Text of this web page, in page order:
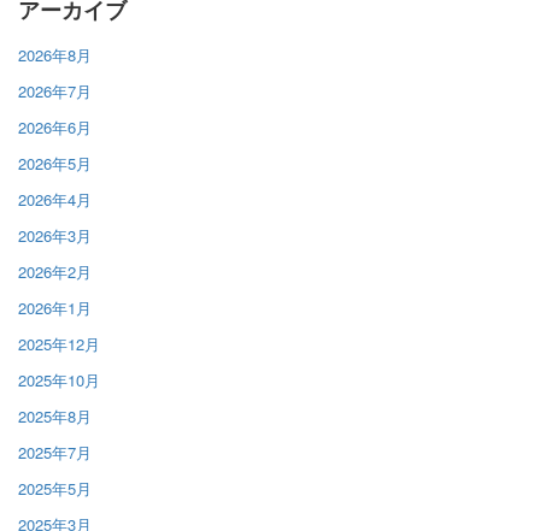
アーカイブ
2026年8月
2026年7月
2026年6月
2026年5月
2026年4月
2026年3月
2026年2月
2026年1月
2025年12月
2025年10月
2025年8月
2025年7月
2025年5月
2025年3月